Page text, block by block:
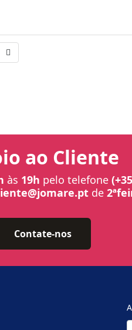
ao Cliente
às 19h pelo telefone
de
Contate-nos